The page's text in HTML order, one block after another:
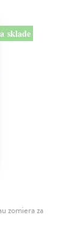
sklade
zomiera za